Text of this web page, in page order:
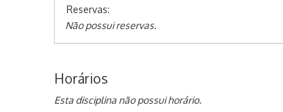
Reservas:
Não possui reservas.
Horários
Esta disciplina não possui horário.